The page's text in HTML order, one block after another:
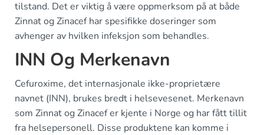
tilstand. Det er viktig å være oppmerksom på at både
Zinnat og Zinacef har spesifikke doseringer som
avhenger av hvilken infeksjon som behandles.
INN Og Merkenavn
Cefuroxime, det internasjonale ikke-proprietære
navnet (INN), brukes bredt i helsevesenet. Merkenavn
som Zinnat og Zinacef er kjente i Norge og har fått tillit
fra helsepersonell. Disse produktene kan komme i